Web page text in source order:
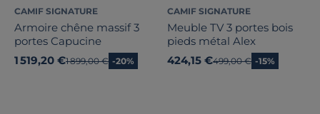
CAMIF SIGNATURE
Armoire chêne massif 3
portes Capucine
1 519,20 €Ancien prix
1 899,00 € -20%
CAMIF SIGNATURE
Meuble TV 3 portes bois
pieds métal Alex
424,15 €Ancien prix
499,00 € -15%